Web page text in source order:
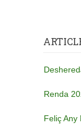
Renda
Feliç Any